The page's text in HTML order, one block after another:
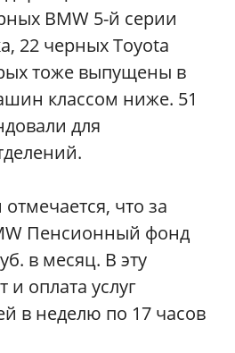
BMW 5-й серии
22 черных Toyota
тоже выпущены в
классом ниже. 51
для
что за
Пенсионный фонд
в месяц. В эту
и оплата услуг
в неделю по 17 часов